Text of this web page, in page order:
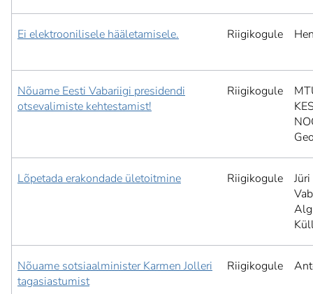
Ei elektroonilisele hääletamisele. Riigikogule
Nõuame Eesti Vabariigi presidendi
otsevalimiste kehtestamist!
Riigikogule
Lõpetada erakondade ületoitmine Riigikogule
Nõuame sotsiaalminister Karmen Jolleri
tagasiastumist
Riigikogule